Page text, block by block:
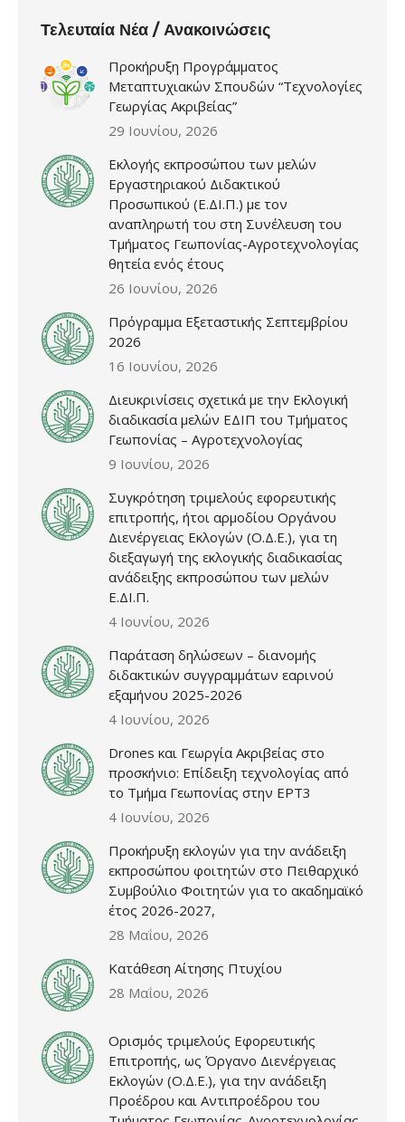
Τελευταία Νέα / Ανακοινώσεις
Προκήρυξη Προγράμματος
Μεταπτυχιακών Σπουδών “Τεχνολογίες
Γεωργίας Ακριβείας”
29 Ιουνίου, 2026
Εκλογής εκπροσώπου των μελών
Εργαστηριακού Διδακτικού
Προσωπικού (Ε.ΔΙ.Π.) με τον
αναπληρωτή του στη Συνέλευση του
Τμήματος Γεωπονίας-Αγροτεχνολογίας
θητεία ενός έτους
26 Ιουνίου, 2026
Πρόγραμμα Εξεταστικής Σεπτεμβρίου
2026
16 Ιουνίου, 2026
Διευκρινίσεις σχετικά με την Εκλογική
διαδικασία μελών ΕΔΙΠ του Τμήματος
Γεωπονίας – Αγροτεχνολογίας
9 Ιουνίου, 2026
Συγκρότηση τριμελούς εφορευτικής
επιτροπής, ήτοι αρμοδίου Οργάνου
Διενέργειας Εκλογών (Ο.Δ.Ε.), για τη
διεξαγωγή της εκλογικής διαδικασίας
ανάδειξης εκπροσώπου των μελών
Ε.ΔΙ.Π.
4 Ιουνίου, 2026
Παράταση δηλώσεων – διανομής
διδακτικών συγγραμμάτων εαρινού
εξαμήνου 2025-2026
4 Ιουνίου, 2026
Drones και Γεωργία Ακριβείας στο
προσκήνιο: Επίδειξη τεχνολογίας από
το Τμήμα Γεωπονίας στην ΕΡΤ3
4 Ιουνίου, 2026
Προκήρυξη εκλογών για την ανάδειξη
εκπροσώπου φοιτητών στο Πειθαρχικό
Συμβούλιο Φοιτητών για το ακαδημαϊκό
έτος 2026-2027,
28 Μαΐου, 2026
Κατάθεση Αίτησης Πτυχίου
28 Μαΐου, 2026
Ορισμός τριμελούς Εφορευτικής
Επιτροπής, ως Όργανο Διενέργειας
Εκλογών (Ο.Δ.Ε.), για την ανάδειξη
Προέδρου και Αντιπροέδρου του